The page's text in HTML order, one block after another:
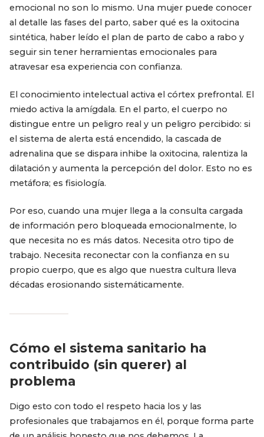
emocional no son lo mismo. Una mujer puede conocer
al detalle las fases del parto, saber qué es la oxitocina
sintética, haber leído el plan de parto de cabo a rabo y
seguir sin tener herramientas emocionales para
atravesar esa experiencia con confianza.
El conocimiento intelectual activa el córtex prefrontal. El
miedo activa la amígdala. En el parto, el cuerpo no
distingue entre un peligro real y un peligro percibido: si
el sistema de alerta está encendido, la cascada de
adrenalina que se dispara inhibe la oxitocina, ralentiza la
dilatación y aumenta la percepción del dolor. Esto no es
metáfora; es fisiología.
Por eso, cuando una mujer llega a la consulta cargada
de información pero bloqueada emocionalmente, lo
que necesita no es más datos. Necesita otro tipo de
trabajo. Necesita reconectar con la confianza en su
propio cuerpo, que es algo que nuestra cultura lleva
décadas erosionando sistemáticamente.
Cómo el sistema sanitario ha
contribuido (sin querer) al
problema
Digo esto con todo el respeto hacia los y las
profesionales que trabajamos en él, porque forma parte